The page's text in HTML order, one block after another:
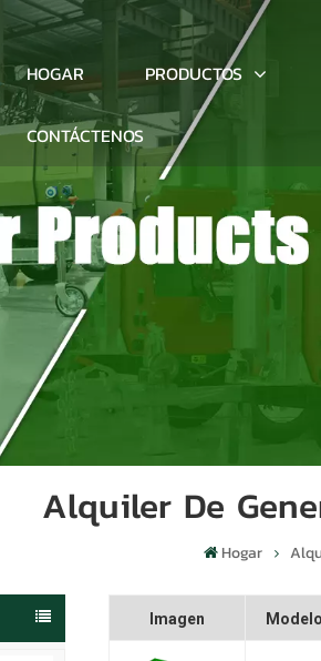
HOGAR PRODUCTOS
CONTÁCTENOS
Alquiler De
Hogar
Imagen Modelo